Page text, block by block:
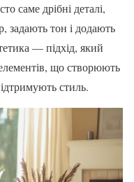
саме дрібні деталі,
задають тон і додають
— підхід, який
що створюють
стиль.